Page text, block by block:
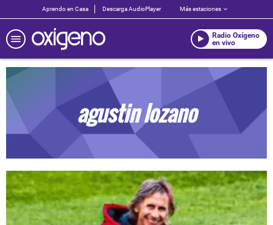
Aprendo en Casa Descarga AudioPlayer Más estaciones
Radio Oxígeno
en vivo
agustin lozano